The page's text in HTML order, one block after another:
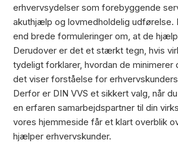
erhvervsydelser som forebyggende
akuthjælp og lovmedholdelig udførelse.
end brede formuleringer om, at de
Derudover er det et stærkt tegn, hvis
tydeligt forklarer, hvordan de minimerer
det viser forståelse for
Derfor er DIN VVS et sikkert valg, når
en erfaren samarbejdspartner til din
vores hjemmeside får et klart overblik
hjælper erhvervskunder.